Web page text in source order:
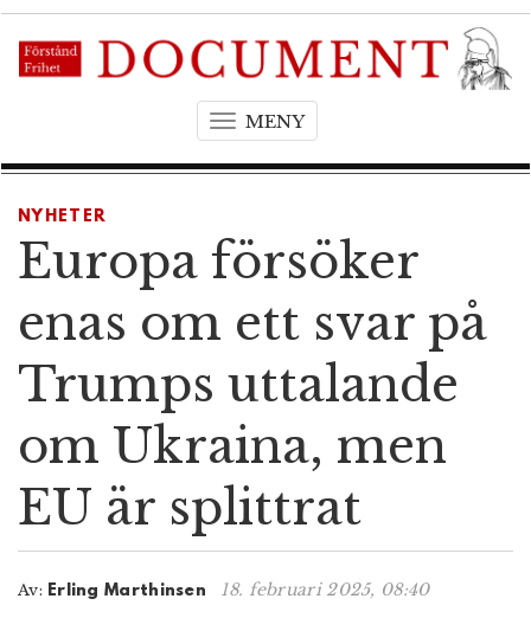
MENYT
g
e
i
g
a
t
i
o
n
NYHETER
Europa försöker
enas om ett svar på
Trumps uttalande
om Ukraina, men
EU är splittrat
Av: Erling Marthinsen 18. februari 2025, 08:40